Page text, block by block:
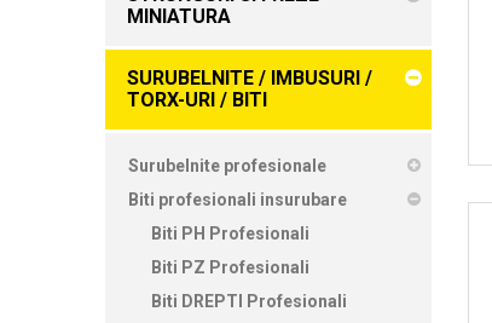
MINIATURA
SURUBELNITE / IMBUSURI /
TORX-URI / BITI
Surubelnite profesionale
Biti profesionali insurubare
Biti PH Profesionali
Biti PZ Profesionali
Biti DREPTI Profesionali